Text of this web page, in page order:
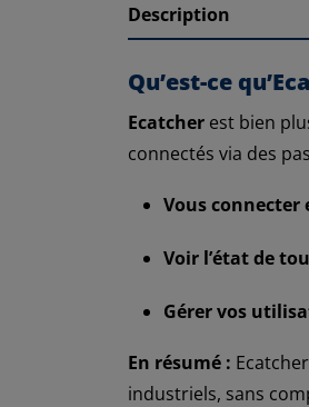
Description
Qu’est-ce
Ecatcher est bien
connectés via des
Vous connecter
Voir l’état de
Gérer vos
En résumé :
industriels, sans